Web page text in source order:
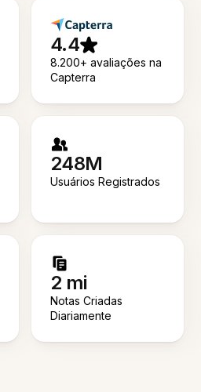
4.4
8.200+ avaliações na
Capterra
248M
Usuários Registrados
2 mi
Notas Criadas
Diariamente